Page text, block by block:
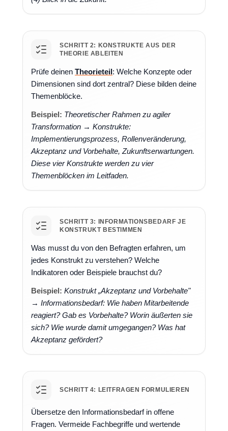
SCHRITT 2: KONSTRUKTE AUS DER
THEORIE ABLEITEN
Prüfe deinen Theorieteil: Welche Konzepte oder
Dimensionen sind dort zentral? Diese bilden deine
Themenblöcke.
Beispiel: Theoretischer Rahmen zu agiler
Transformation → Konstrukte:
Implementierungsprozess, Rollenveränderung,
Akzeptanz und Vorbehalte, Zukunftserwartungen.
Diese vier Konstrukte werden zu vier
Themenblöcken im Leitfaden.
SCHRITT 3: INFORMATIONSBEDARF JE
KONSTRUKT BESTIMMEN
Was musst du von den Befragten erfahren, um
jedes Konstrukt zu verstehen? Welche
Indikatoren oder Beispiele brauchst du?
Beispiel: Konstrukt „Akzeptanz und Vorbehalte"
→ Informationsbedarf: Wie haben Mitarbeitende
reagiert? Gab es Vorbehalte? Worin äußerten sie
sich? Wie wurde damit umgegangen? Was hat
Akzeptanz gefördert?
SCHRITT 4: LEITFRAGEN FORMULIEREN
Übersetze den Informationsbedarf in offene
Fragen. Vermeide Fachbegriffe und wertende